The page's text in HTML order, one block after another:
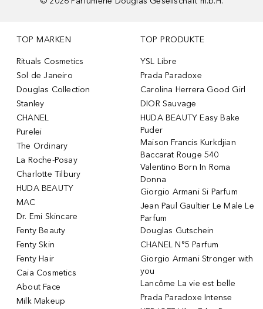
TOP MARKEN
Rituals Cosmetics
Sol de Janeiro
Douglas Collection
Stanley
CHANEL
Purelei
The Ordinary
La Roche-Posay
Charlotte Tilbury
HUDA BEAUTY
MAC
Dr. Emi Skincare
Fenty Beauty
Fenty Skin
Fenty Hair
Caia Cosmetics
About Face
Milk Makeup
TOP PRODUKTE
YSL Libre
Prada Paradoxe
Carolina Herrera Good Girl
DIOR Sauvage
HUDA BEAUTY Easy Bake
Puder
Maison Francis Kurkdjian
Baccarat Rouge 540
Valentino Born In Roma
Donna
Giorgio Armani Si Parfum
Jean Paul Gaultier Le Male Le
Parfum
Douglas Gutschein
CHANEL N°5 Parfum
Giorgio Armani Stronger with
you
Lancôme La vie est belle
Prada Paradoxe Intense